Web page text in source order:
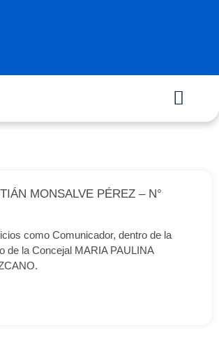
MONSALVE PÉREZ – N°
como Comunicador, dentro de la
de la Concejal MARIA PAULINA